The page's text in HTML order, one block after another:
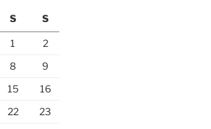
S S
1
2
8
9
15
16
22
23